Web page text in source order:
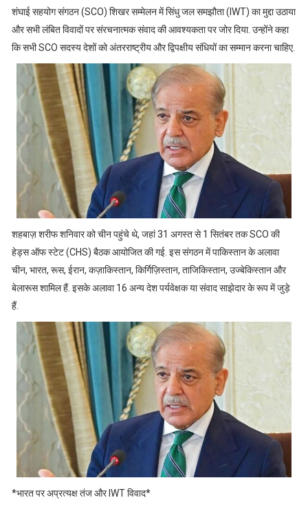
शंघाई सहयोग संगठन (SCO) शिखर सम्मेलन में सिंधु जल समझौता (IWT) का मुद्दा उठाया
और सभी लंबित विवादों पर संरचनात्मक संवाद की आवश्यकता पर जोर दिया. उन्होंने कहा
कि सभी SCO सदस्य देशों को अंतरराष्ट्रीय और द्विपक्षीय संधियों का सम्मान करना चाहिए.
शहबाज़ शरीफ शनिवार को चीन पहुंचे थे, जहां 31 अगस्त से 1 सितंबर तक SCO की
हेड्स ऑफ स्टेट (CHS) बैठक आयोजित की गई. इस संगठन में पाकिस्तान के अलावा
चीन, भारत, रूस, ईरान, कज़ाकिस्तान, किर्गिज़िस्तान, ताजिकिस्तान, उज्बेकिस्तान और
बेलारूस शामिल हैं. इसके अलावा 16 अन्य देश पर्यवेक्षक या संवाद साझेदार के रूप में जुड़े
हैं.
*भारत पर अप्रत्यक्ष तंज और IWT विवाद*